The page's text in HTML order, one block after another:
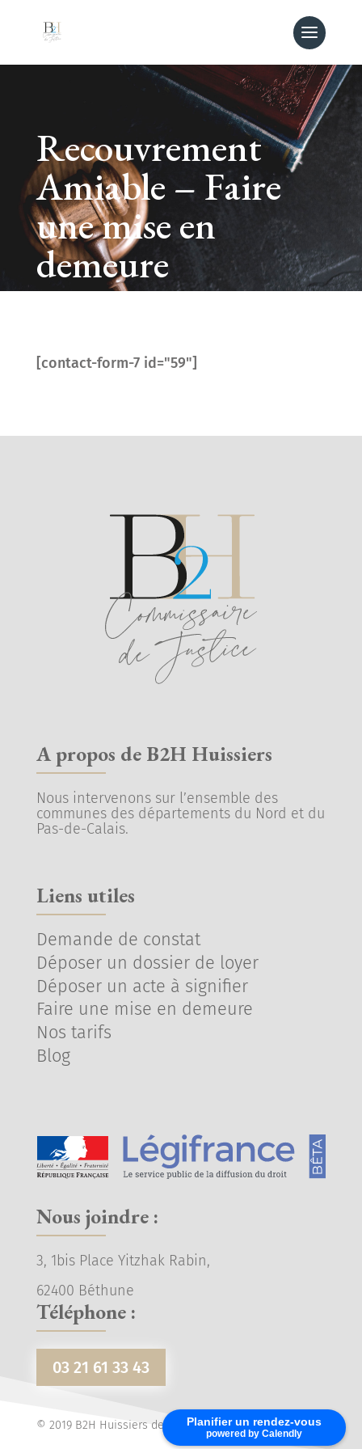
Planifier un rendez-vous
powered by Calendly
Recouvrement
Amiable – Faire
une mise en
demeure
[contact-form-7 id="59"]
A propos de B2H Huissiers
Nous intervenons sur l’ensemble des
communes des départements du Nord et du
Pas-de-Calais.
Liens utiles
Demande de constat
Déposer un dossier de loyer
Déposer un acte à signifier
Faire une mise en demeure
Nos tarifs
Blog
Nous joindre :
3, 1bis Place Yitzhak Rabin,
62400 Béthune
Téléphone :
03 21 61 33 43
© 2019 B2H Huissiers de Justice - Tous droits réservés.